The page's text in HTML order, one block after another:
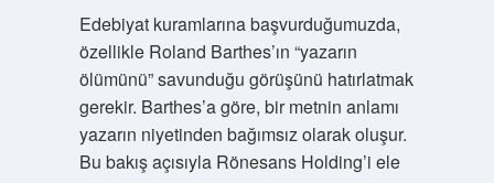
Edebiyat kuramlarına başvurduğumuzda,
özellikle Roland Barthes’ın “yazarın
ölümünü” savunduğu görüşünü hatırlatmak
gerekir. Barthes’a göre, bir metnin anlamı
yazarın niyetinden bağımsız olarak oluşur.
Bu bakış açısıyla Rönesans Holding’i ele